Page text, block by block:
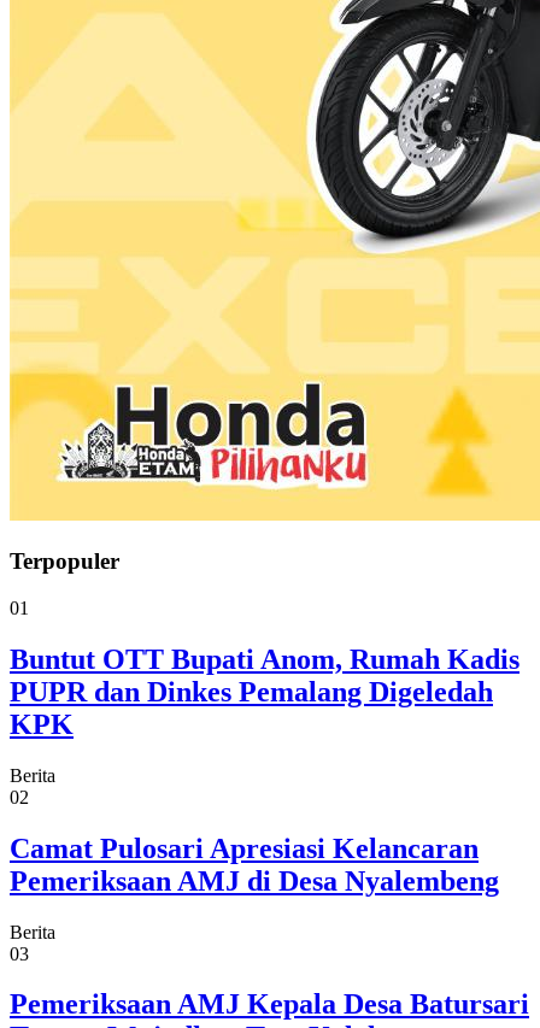
Terpopuler
01
Buntut OTT Bupati Anom, Rumah Kadis
PUPR dan Dinkes Pemalang Digeledah
KPK
Berita
02
Camat Pulosari Apresiasi Kelancaran
Pemeriksaan AMJ di Desa Nyalembeng
Berita
03
Pemeriksaan AMJ Kepala Desa Batursari